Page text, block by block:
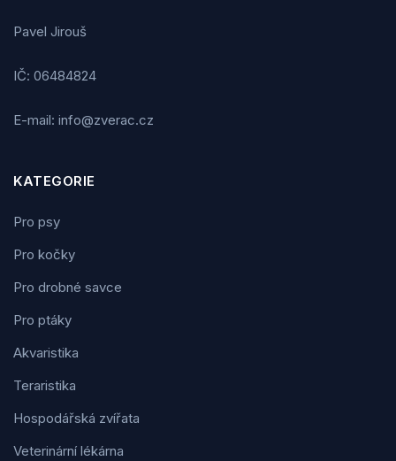
Pavel Jirouš
IČ: 06484824
E-mail: info@zverac.cz
KATEGORIE
Pro psy
Pro kočky
Pro drobné savce
Pro ptáky
Akvaristika
Teraristika
Hospodářská zvířata
Veterinární lékárna